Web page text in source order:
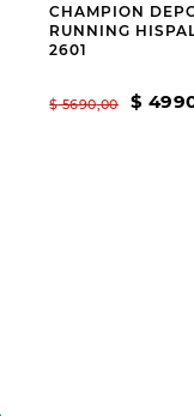
CHAMPION
RUNNING
2601
$ 5690,00 $